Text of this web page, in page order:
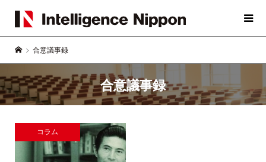
合意議事録
合意議事録
コラム